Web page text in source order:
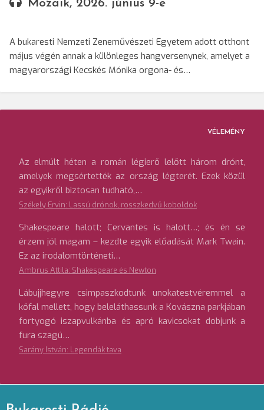
Mozaik, 2026. június 9-e
A bukaresti Nemzeti Zeneművészeti Egyetem adott otthont
május végén annak a különleges hangversenynek, amelyet a
magyarországi Kecskés Mónika orgona- és…
VÉLEMÉNY
Az elmúlt héten a román légierő lelőtt három drónt,
amelyek megsértették az ország légterét. Ezek közül
az egyikről biztosan tudható,…
Székely Ervin: Lassú drónok, rosszkedvű koboldok
Shakespeare halott; Cervantes is halott…; és én se
érzem jól magam – kezdte egyik előadását Mark Twain.
Ez az irodalomtörténeti…
Ambrus Attila: Shakespeare és Newton
Lábujjhegyre csimpaszkodtunk unokatestvéremmel a
kőfal mellett, hogy beleláthassunk a Kovászna parkjában
fortyogó iszapvulkánba és apró kavicsokat dobjunk a
fura szagú…
Sarány István: Legendák tava